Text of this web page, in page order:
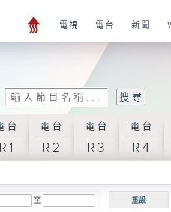
電視 電台 新聞
台
R1
電台
R2
電台
R3
電台
R4
至 重設